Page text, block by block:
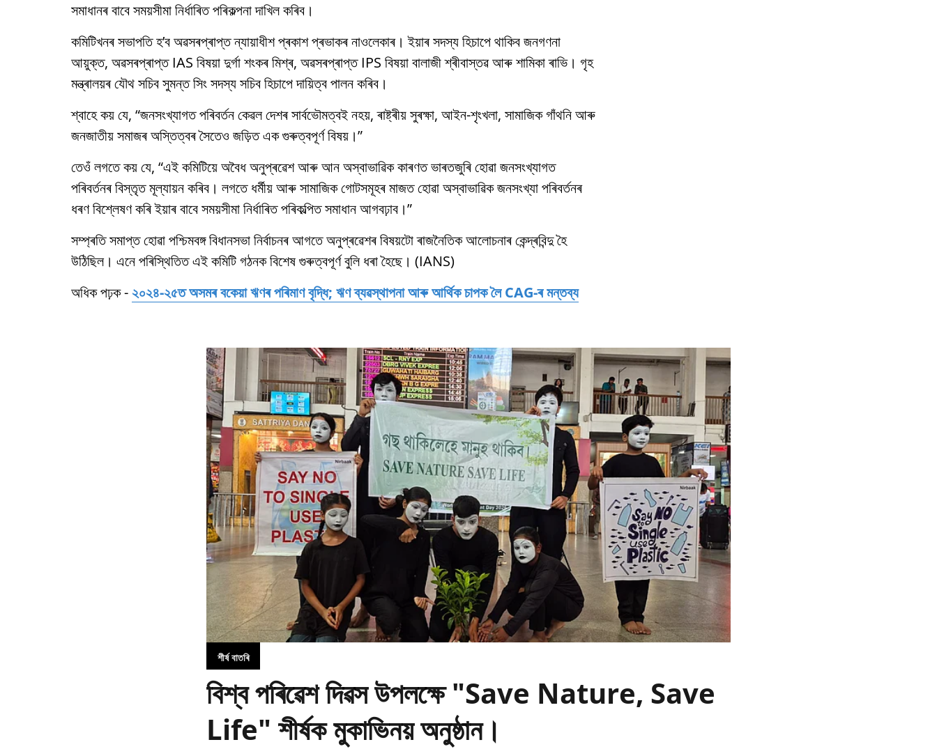
সমাধানৰ বাবে সময়সীমা নিৰ্ধাৰিত পৰিকল্পনা দাখিল কৰিব।
কমিটিখনৰ সভাপতি হ’ব অৱসৰপ্ৰাপ্ত ন্যায়াধীশ প্ৰকাশ প্ৰভাকৰ নাওলেকাৰ। ইয়াৰ সদস্য হিচাপে থাকিব জনগণনা
আয়ুক্ত, অৱসৰপ্ৰাপ্ত IAS বিষয়া দুর্গা শংকৰ মিশ্ৰ, অৱসৰপ্ৰাপ্ত IPS বিষয়া বালাজী শ্ৰীবাস্তৱ আৰু শামিকা ৰাভি। গৃহ
মন্ত্ৰালয়ৰ যৌথ সচিব সুমন্ত সিং সদস্য সচিব হিচাপে দায়িত্ব পালন কৰিব।
শ্বাহে কয় যে, “জনসংখ্যাগত পৰিবর্তন কেৱল দেশৰ সাৰ্বভৌমত্বই নহয়, ৰাষ্ট্ৰীয় সুৰক্ষা, আইন-শৃংখলা, সামাজিক গাঁথনি আৰু
জনজাতীয় সমাজৰ অস্তিত্বৰ সৈতেও জড়িত এক গুৰুত্বপূর্ণ বিষয়।”
তেওঁ লগতে কয় যে, “এই কমিটিয়ে অবৈধ অনুপ্ৰৱেশ আৰু আন অস্বাভাৱিক কাৰণত ভাৰতজুৰি হোৱা জনসংখ্যাগত
পৰিবর্তনৰ বিস্তৃত মূল্যায়ন কৰিব। লগতে ধৰ্মীয় আৰু সামাজিক গোটসমূহৰ মাজত হোৱা অস্বাভাৱিক জনসংখ্যা পৰিবর্তনৰ
ধৰণ বিশ্লেষণ কৰি ইয়াৰ বাবে সময়সীমা নিৰ্ধাৰিত পৰিকল্পিত সমাধান আগবঢ়াব।”
সম্প্ৰতি সমাপ্ত হোৱা পশ্চিমবঙ্গ বিধানসভা নিৰ্বাচনৰ আগতে অনুপ্ৰৱেশৰ বিষয়টো ৰাজনৈতিক আলোচনাৰ কেন্দ্ৰবিন্দু হৈ
উঠিছিল। এনে পৰিস্থিতিত এই কমিটি গঠনক বিশেষ গুৰুত্বপূর্ণ বুলি ধৰা হৈছে। (IANS)
অধিক পঢ়ক - ২০২৪-২৫ত অসমৰ বকেয়া ঋণৰ পৰিমাণ বৃদ্ধি; ঋণ ব্যৱস্থাপনা আৰু আৰ্থিক চাপক লৈ CAG-ৰ মন্তব্য
শীৰ্ষ বাতৰি
বিশ্ব পৰিৱেশ দিৱস উপলক্ষে "Save Nature, Save
Life" শীৰ্ষক মুকাভিনয় অনুষ্ঠান।